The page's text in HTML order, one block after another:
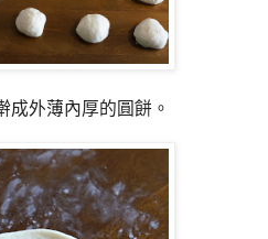
成外薄內厚的圓餅。